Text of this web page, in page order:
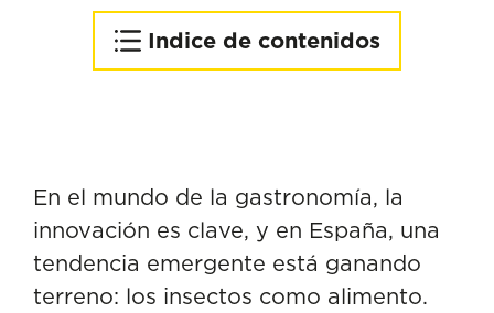
Indice de contenidos
la gastronomía española
Oportunidades en nichos
de mercado
En el mundo de la gastronomía, la
innovación es clave, y en España, una
tendencia emergente está ganando
terreno: los insectos como alimento.